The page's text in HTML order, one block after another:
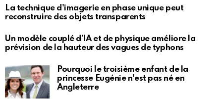
La technique d'imagerie en phase unique peut
reconstruire des objets transparents
Un modèle couplé d’IA et de physique améliore la
prévision de la hauteur des vagues de typhons
Pourquoi le troisième enfant de la
princesse Eugénie n'est pas né en
Angleterre